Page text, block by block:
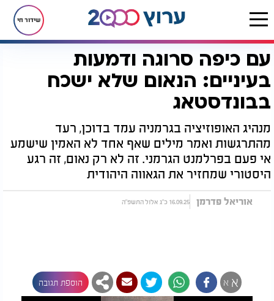
שידור חי
דף הבית חדשות חדשות בעולם עם כיפה סרוגה ודמעות בעיניים: הנאום שלא ישכח בבונדסטאג
עם כיפה סרוגה ודמעות
בעיניים: הנאום שלא ישכח
בבונדסטאג
מנהיג האופוזיציה בגרמניה עמד בדוכן, רעד
מהתרגשות ואמר מילים שאף אחד לא האמין שישמע
אי פעם בפרלמנט הגרמני. זה לא רק נאום, זה רגע
היסטורי שמחזיר את הגאווה היהודית
אוריאל פדרמן 16.09.25 כ"ג אלול התשפ"ה
א א הוספת תגובה